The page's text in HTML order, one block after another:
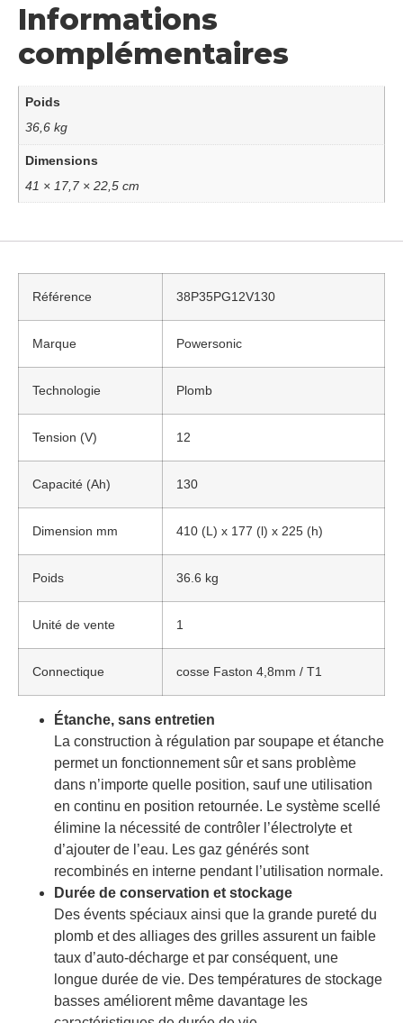
Informations
complémentaires
Poids
36,6 kg
Dimensions
41 × 17,7 × 22,5 cm
Référence 38P35PG12V130
Marque Powersonic
Technologie Plomb
Tension (V) 12
Capacité (Ah) 130
Dimension mm 410 (L) x 177 (l) x 225 (h)
Poids 36.6 kg
Unité de vente 1
Connectique cosse Faston 4,8mm / T1
Étanche, sans entretien
La construction à régulation par soupape et étanche
permet un fonctionnement sûr et sans problème
dans n’importe quelle position, sauf une utilisation
en continu en position retournée. Le système scellé
élimine la nécessité de contrôler l’électrolyte et
d’ajouter de l’eau. Les gaz générés sont
recombinés en interne pendant l’utilisation normale.
Durée de conservation et stockage
Des évents spéciaux ainsi que la grande pureté du
plomb et des alliages des grilles assurent un faible
taux d’auto-décharge et par conséquent, une
longue durée de vie. Des températures de stockage
basses améliorent même davantage les